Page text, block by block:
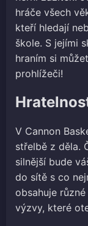
hráče všech
kteří hledají
škole. S jejími
hraním si
prohlížeči!
V Cannon
střelbě z děla.
silnější bude
do sítě s co
obsahuje
výzvy, které